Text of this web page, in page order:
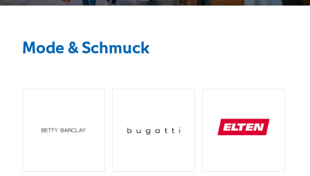
Mode & Schmuck